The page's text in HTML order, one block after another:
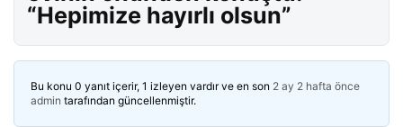
“Hepimize hayırlı olsun”
Bu konu 0 yanıt içerir, 1 izleyen vardır ve en son 2 ay 2 hafta önce
admin tarafından güncellenmiştir.